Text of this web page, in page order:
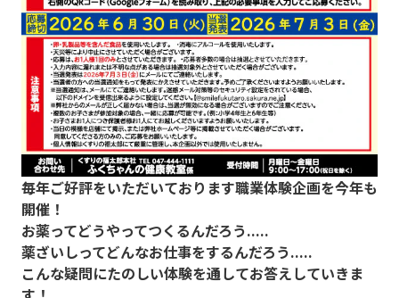
毎年ご好評をいただいております職業体験企画を今年も
開催！
お薬ってどうやってつくるんだろう.....
薬ざいしってどんなお仕事をするんだろう.....
こんな疑問にたのしい体験を通してお答えしていきま